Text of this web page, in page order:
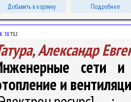
Добавить в корзину Подробнее
38.Т12
Александр
сети и
и